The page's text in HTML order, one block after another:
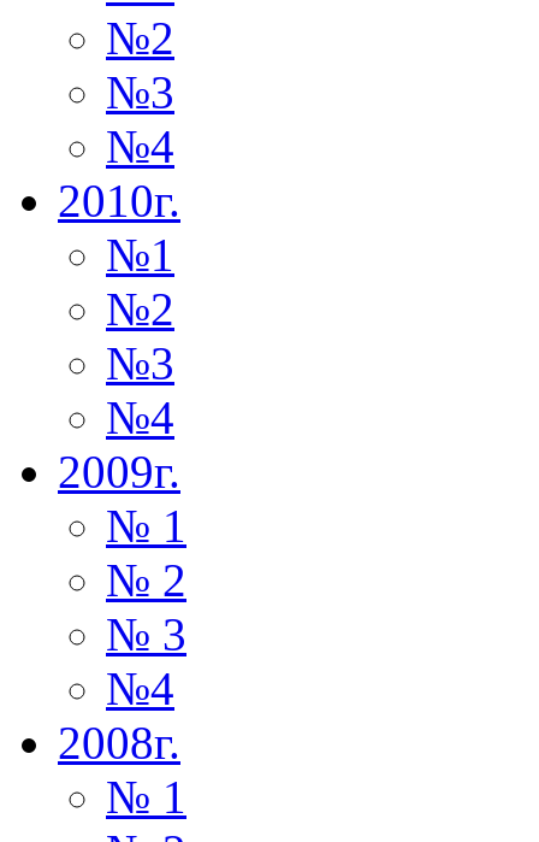
№2
№3
№4
2010г.
№1
№2
№3
№4
2009г.
№ 1
№ 2
№ 3
№4
2008г.
№ 1